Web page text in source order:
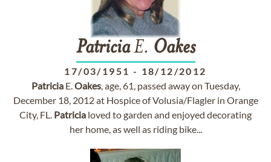
PatriciaE. Oakes
17/03/1951 - 18/12/2012
PatriciaE.Oakes, age, 61, passed away on Tuesday,
December 18, 2012 at Hospice of Volusia/Flagler in Orange
City, FL. Patricia loved to garden and enjoyed decorating
her home, as well as riding bike...